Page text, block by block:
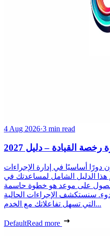
4 Aug 2026·3 min read
القيادة – دليل 2027
أساسيًا في إدارة الإجراءات
هذا الدليل الشامل لمساعدتك في
في عام 2027. الحصول على موعد هو خطوة حاسمة
سنستكشف الإجراءات الحالية
التي تسهل تفاعلاتك مع الخدم...
DefaultRead more